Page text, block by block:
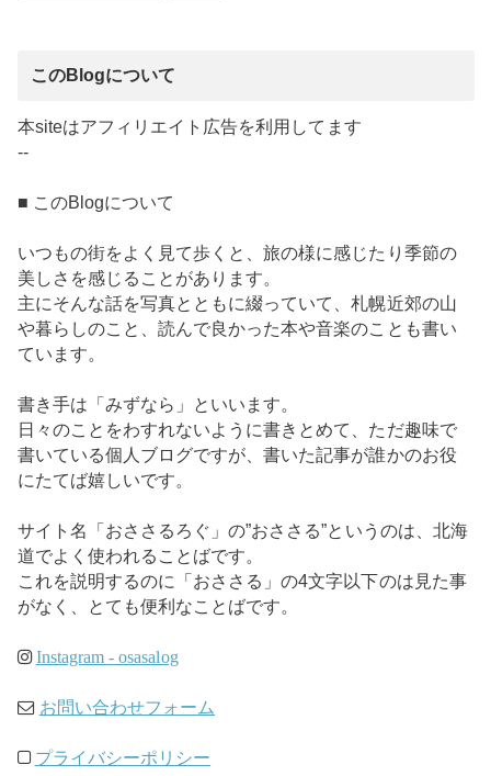
このBlogについて
本siteはアフィリエイト広告を利用してます
--
■ このBlogについて
いつもの街をよく見て歩くと、旅の様に感じたり季節の
美しさを感じることがあります。
主にそんな話を写真とともに綴っていて、札幌近郊の山
や暮らしのこと、読んで良かった本や音楽のことも書い
ています。
書き手は「みずなら」といいます。
日々のことをわすれないように書きとめて、ただ趣味で
書いている個人ブログですが、書いた記事が誰かのお役
にたてば嬉しいです。
サイト名「おささるろぐ」の”おささる”というのは、北海
道でよく使われることばです。
これを説明するのに「おささる」の4文字以下のは見た事
がなく、とても便利なことばです。
Instagram - osasalog
お問い合わせフォーム
プライバシーポリシー